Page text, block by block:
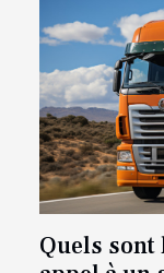
Quels sont